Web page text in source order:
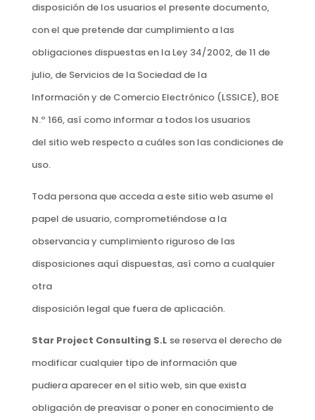
disposición de los usuarios el presente documento,
con el que pretende dar cumplimiento a las
obligaciones dispuestas en la Ley 34/2002, de 11 de
julio, de Servicios de la Sociedad de la
Información y de Comercio Electrónico (LSSICE), BOE
N.º 166, así como informar a todos los usuarios
del sitio web respecto a cuáles son las condiciones de
uso.
Toda persona que acceda a este sitio web asume el
papel de usuario, comprometiéndose a la
observancia y cumplimiento riguroso de las
disposiciones aquí dispuestas, así como a cualquier
otra
disposición legal que fuera de aplicación.
Star Project Consulting S.L se reserva el derecho de
modificar cualquier tipo de información que
pudiera aparecer en el sitio web, sin que exista
obligación de preavisar o poner en conocimiento de